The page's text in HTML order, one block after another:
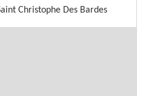
Christophe Des Bardes